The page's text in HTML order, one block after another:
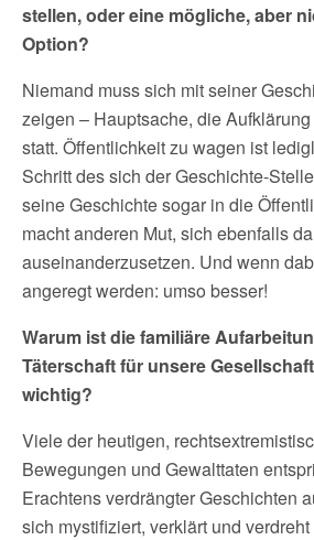
stellen, oder eine mögliche, aber
Option?
Niemand muss sich mit seiner
zeigen – Hauptsache, die
statt. Öffentlichkeit zu wagen ist
Schritt des sich der Geschichte-
seine Geschichte sogar in die
macht anderen Mut, sich ebenfalls
auseinanderzusetzen. Und wenn
angeregt werden: umso besser!
Warum ist die familiäre
Täterschaft für unsere
wichtig?
Viele der heutigen,
Bewegungen und Gewalttaten
Erachtens verdrängter Geschichten
sich mystifiziert, verklärt und